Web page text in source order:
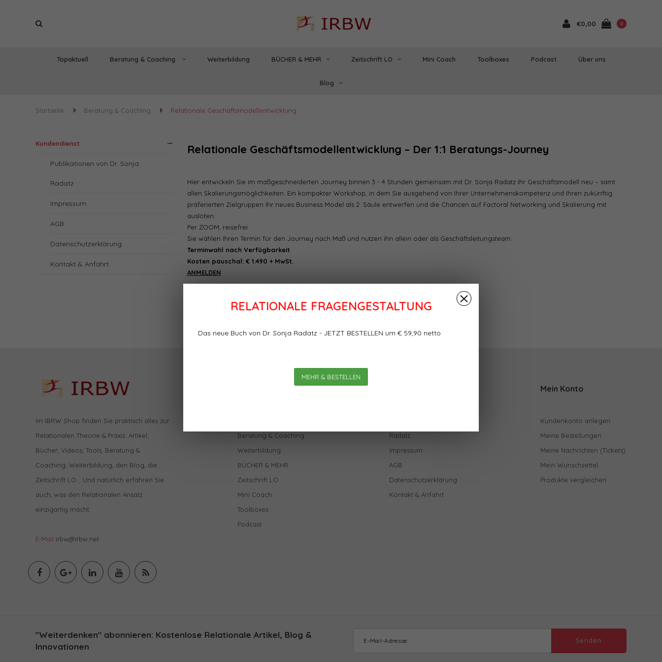
RELATIONALE FRAGENGESTALTUNG
Das neue Buch von Dr. Sonja Radatz - JETZT BESTELLEN um € 59,90 netto
MEHR & BESTELLEN
€0,00 0
Topaktuell Beratung & Coaching Weiterbildung BÜCHER & MEHR Zeitschrift LO Mini Coach Toolboxes Podcast Über uns
Blog
Startseite Beratung & Coaching Relationale Geschäftsmodellentwicklung
Kundendienst
Publikationen von Dr. Sonja
Radatz
Impressum
AGB
Datenschutzerklärung
Kontakt & Anfahrt
Relationale Geschäftsmodellentwicklung – Der 1:1 Beratungs-Journey
Hier entwickeln Sie im maßgeschneiderten Journey binnen 3 - 4 Stunden gemeinsam mit Dr. Sonja Radatz Ihr Geschäftsmodell neu – samt
allen Skalierungsmöglichkeiten. Ein kompakter Workshop, in dem Sie ausgehend von Ihrer Unternehmenskompetenz und Ihren zukünftig
präferierten Zielgruppen Ihr neues Business Model als 2. Säule entwerfen und die Chancen auf Factoral Networking und Skalierung mit
ausloten.
Per ZOOM, reisefrei.
Sie wählen Ihren Termin für den Journey nach Maß und nutzen ihn allein oder als Geschäftsleitungsteam.
Terminwahl nach Verfügbarkeit
Kosten pauschal: € 1.490 + MwSt.
ANMELDEN
Im IBRW Shop finden Sie praktisch alles zur
Relationalen Theorie & Praxis: Artikel,
Bücher, Videos, Tools, Beratung &
Coaching, Weiterbildung, den Blog, die
Zeitschrift LO… Und natürlich erfahren Sie
auch, was den Relationalen Ansatz
einzigartig macht.
E-Mail irbw@irbw.net
Beratung & Coaching
Weiterbildung
BÜCHER & MEHR
Zeitschrift LO
Mini Coach
Toolboxes
Podcast
Radatz
Impressum
AGB
Datenschutzerklärung
Kontakt & Anfahrt
Mein Konto
Kundenkonto anlegen
Meine Bestellungen
Meine Nachrichten (Tickets)
Mein Wunschzettel
Produkte vergleichen
"Weiterdenken" abonnieren: Kostenlose Relationale Artikel, Blog &
Innovationen
Senden